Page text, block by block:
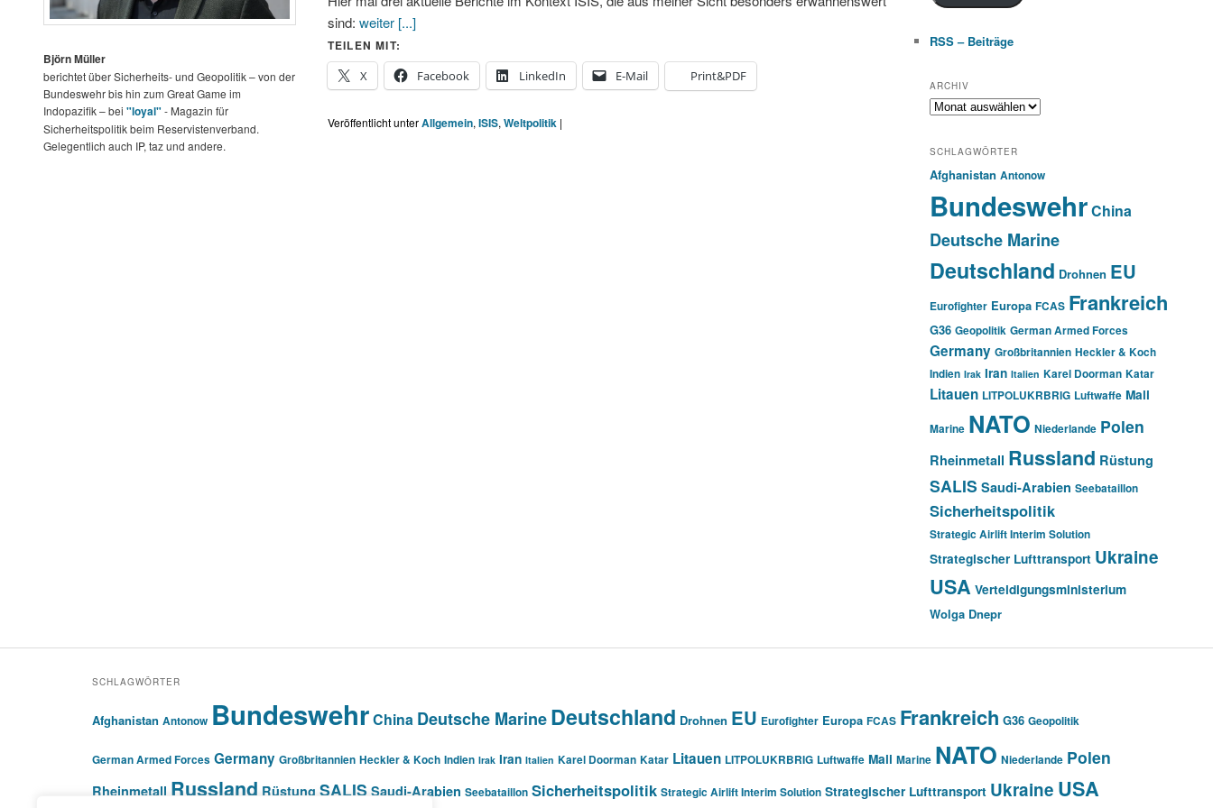
sind: weiter [...]
TEILEN MIT:
X
Facebook LinkedIn E-Mail Print&PDF
Veröffentlicht unterAllgemein, ISIS, Weltpolitik |
RSS – Beiträge
ARCHIV
Archiv
SCHLAGWÖRTER
Afghanistan Antonow
BundeswehrChina
Deutsche Marine
Deutschland Drohnen EU
Eurofighter Europa FCAS Frankreich
G36 Geopolitik German Armed Forces
Germany Großbritannien Heckler & Koch
Indien Irak Iran Italien Karel Doorman Katar
Litauen LITPOLUKRBRIG Luftwaffe Mali
Marine NATO Niederlande Polen
Rheinmetall Russland Rüstung
SALIS Saudi-Arabien Seebataillon
Sicherheitspolitik
Strategic Airlift Interim Solution
Strategischer Lufttransport Ukraine
USA Verteidigungsministerium
Wolga Dnepr
Björn Müller
berichtet über Sicherheits- und Geopolitik – von der
Bundeswehr bis hin zum Great Game im
Indopazifik – bei"loyal" - Magazin für
Sicherheitspolitik beim Reservistenverband.
Gelegentlich auch IP, taz und andere.
SCHLAGWÖRTER
Afghanistan Antonow BundeswehrChina Deutsche MarineDeutschland Drohnen EU Eurofighter Europa FCAS Frankreich G36 Geopolitik
German Armed Forces Germany Großbritannien Heckler & Koch Indien Irak Iran Italien Karel Doorman Katar Litauen LITPOLUKRBRIG Luftwaffe Mali Marine NATO Niederlande Polen
Rheinmetall Russland Rüstung SALIS Saudi-Arabien Seebataillon Sicherheitspolitik Strategic Airlift Interim Solution Strategischer Lufttransport Ukraine USA